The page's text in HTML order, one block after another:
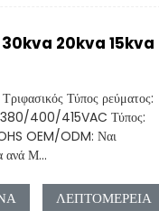
30kva 20kva 15kva
Τύπος ρεύματος:
400/415VAC Τύπος:
OEM/ODM: Ναι
ανά Μ...
ΛΕΠΤΟΜΈΡΕΙΑ